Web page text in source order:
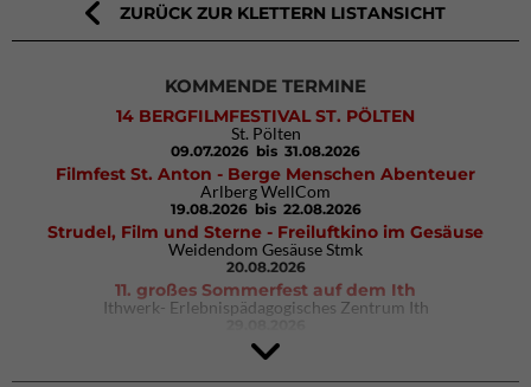
ZURÜCK ZUR KLETTERN LISTANSICHT
KOMMENDE TERMINE
14 BERGFILMFESTIVAL ST. PÖLTEN
St. Pölten
09.07.2026 bis 31.08.2026
Filmfest St. Anton - Berge Menschen Abenteuer
Arlberg WellCom
19.08.2026 bis 22.08.2026
Strudel, Film und Sterne - Freiluftkino im Gesäuse
Weidendom Gesäuse Stmk
20.08.2026
11. großes Sommerfest auf dem Ith
Ithwerk- Erlebnispädagogisches Zentrum Ith
4Blocs KIDS 2026
DAV Kletter- & Boulderzentrum München Süd (Thalkirchen)
26.09.2026